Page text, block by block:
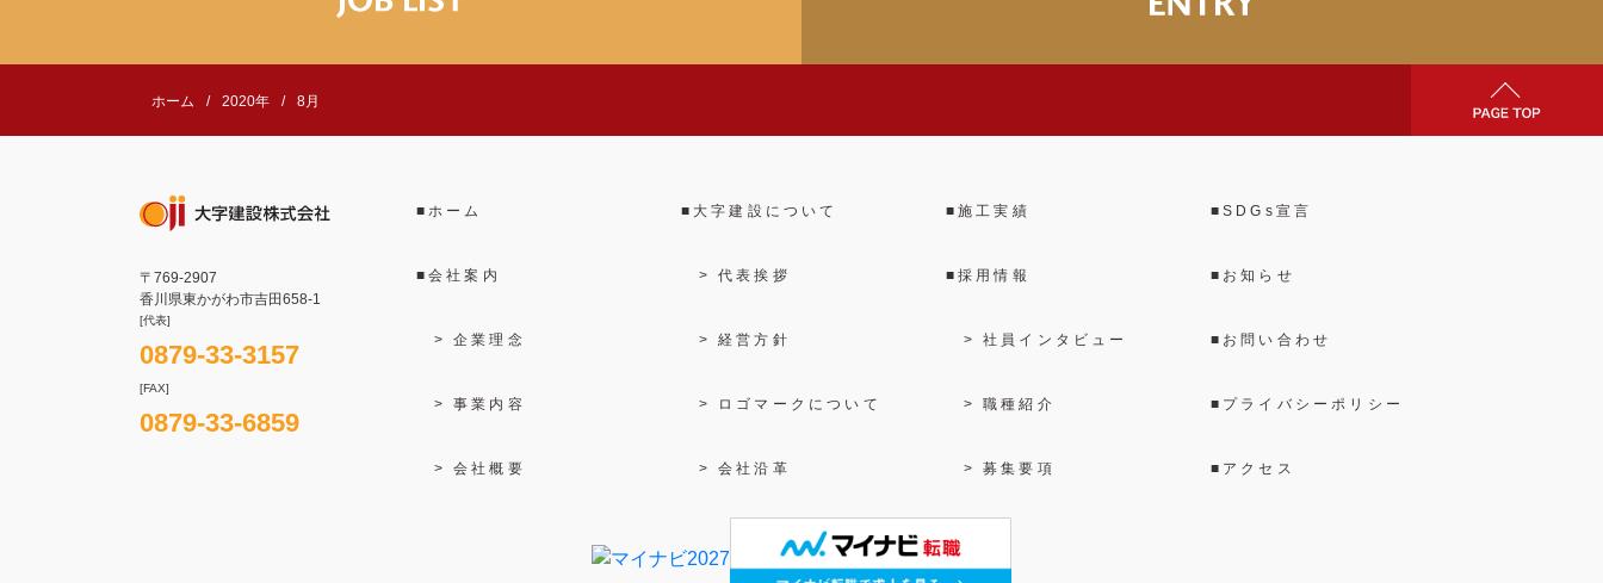
ホーム 2020年 8月
〒769-2907
香川県東かがわ市吉田658-1
[代表]
0879-33-3157
[FAX]
0879-33-6859
ホーム
会社案内
企業理念
事業内容
会社概要
大字建設について
代表挨拶
経営方針
ロゴマークについて
会社沿革
施工実績
採用情報
社員インタビュー
職種紹介
募集要項
SDGs宣言
お知らせ
お問い合わせ
プライバシーポリシー
アクセス